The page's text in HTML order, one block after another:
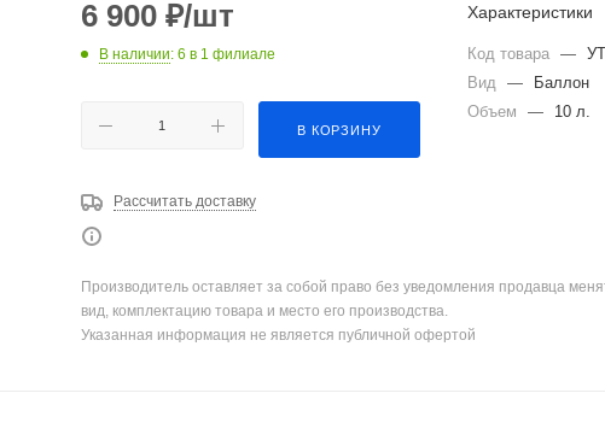
6 900 ₽/шт
В наличии: 6 в 1 филиале
В КОРЗИНУ
Рассчитать доставку
Характеристики
Код товара —
Вид —
Баллон
Объем
— 10 л.
Производитель оставляет за собой право без уведомления продавца
вид, комплектацию товара и место его производства.
Указанная информация не является публичной офертой